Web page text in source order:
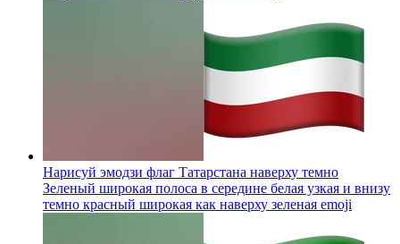
Нарисуй эмодзи флаг Татарстана наверху темно
Зеленый широкая полоса в середине белая узкая и внизу
темно красный широкая как наверху зеленая emoji